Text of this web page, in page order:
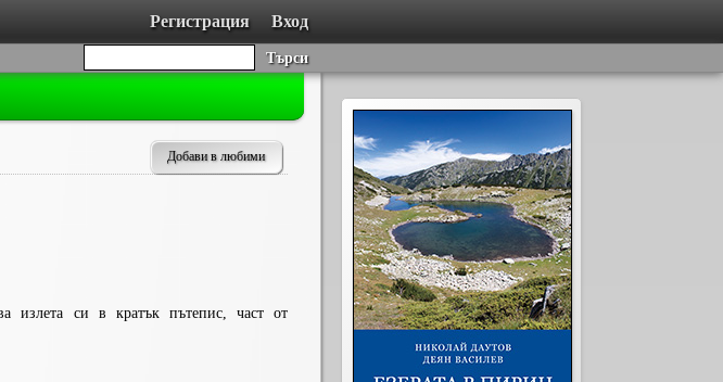
Вход
Регистрация
Търси
Добави в любими
си в кратък пътепис, част от